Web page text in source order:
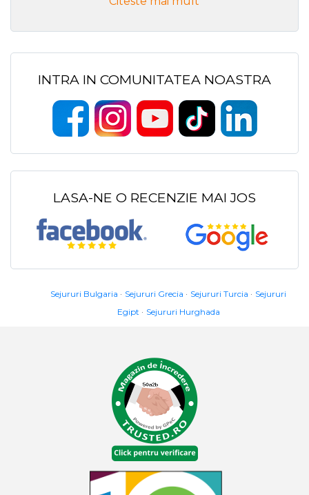
INTRA IN COMUNITATEA NOASTRA
LASA-NE O RECENZIE MAI JOS
Sejururi Bulgaria Sejururi Grecia Sejururi Turcia
Sejururi
Egipt
Sejururi Hurghada